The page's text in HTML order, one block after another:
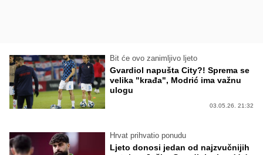
Bit će ovo zanimljivo ljeto
Gvardiol napušta City?! Sprema se
velika "krađa", Modrić ima važnu
ulogu
03.05.26. 21:32
Hrvat prihvatio ponudu
Ljeto donosi jedan od najzvučnijih